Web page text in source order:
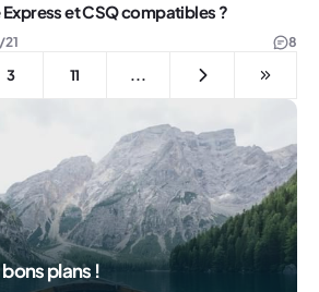
et CSQ compatibles ?
8
3 11 ...
plans !